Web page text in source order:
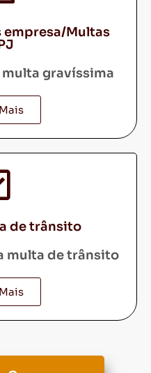
empresa/Multas
gravíssima
de trânsito
multa de trânsito